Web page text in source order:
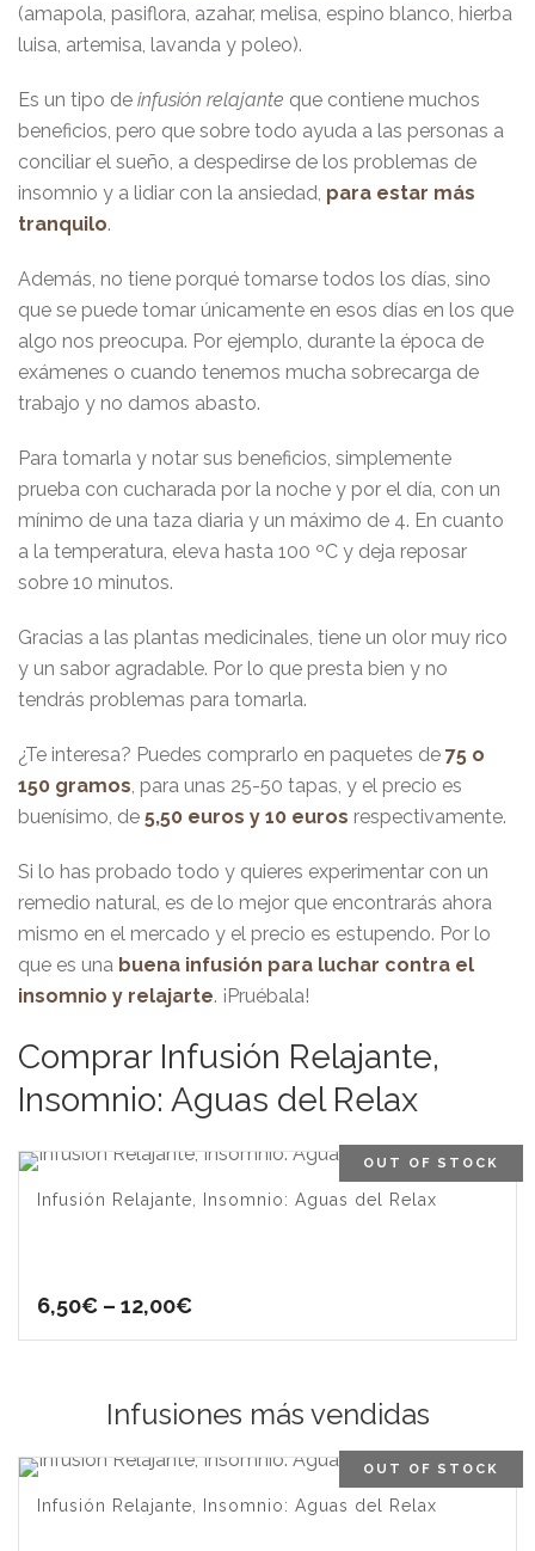
(amapola, pasiflora, azahar, melisa, espino blanco, hierba
luisa, artemisa, lavanda y poleo).
Es un tipo de infusión relajante que contiene muchos
beneficios, pero que sobre todo ayuda a las personas a
conciliar el sueño, a despedirse de los problemas de
insomnio y a lidiar con la ansiedad, para estar más
tranquilo.
Además, no tiene porqué tomarse todos los días, sino
que se puede tomar únicamente en esos días en los que
algo nos preocupa. Por ejemplo, durante la época de
exámenes o cuando tenemos mucha sobrecarga de
trabajo y no damos abasto.
Para tomarla y notar sus beneficios, simplemente
prueba con cucharada por la noche y por el día, con un
mínimo de una taza diaria y un máximo de 4. En cuanto
a la temperatura, eleva hasta 100 ºC y deja reposar
sobre 10 minutos.
Gracias a las plantas medicinales, tiene un olor muy rico
y un sabor agradable. Por lo que presta bien y no
tendrás problemas para tomarla.
¿Te interesa? Puedes comprarlo en paquetes de 75 o
150 gramos, para unas 25-50 tapas, y el precio es
buenísimo, de 5,50 euros y 10 euros respectivamente.
Si lo has probado todo y quieres experimentar con un
remedio natural, es de lo mejor que encontrarás ahora
mismo en el mercado y el precio es estupendo. Por lo
que es una buena infusión para luchar contra el
insomnio y relajarte. ¡Pruébala!
Comprar Infusión Relajante,
Insomnio: Aguas del Relax
OUT OF STOCK
Infusión Relajante, Insomnio: Aguas del Relax
6,50€ – 12,00€
Infusiones más vendidas
OUT OF STOCK
Infusión Relajante, Insomnio: Aguas del Relax